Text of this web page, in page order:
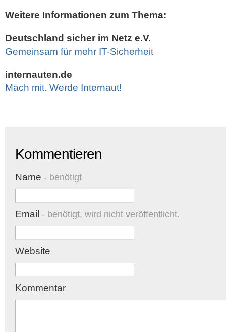
Weitere Informationen zum Thema:
Deutschland sicher im Netz e.V.
Gemeinsam für mehr IT-Sicherheit
internauten.de
Mach mit. Werde Internaut!
Kommentieren
Name - benötigt
Email - benötigt, wird nicht veröffentlicht.
Website
Kommentar